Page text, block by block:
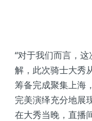
“对于我们而言，
解，此次骑士大秀
筹备完成聚集上海
完美演绎充分地展
在大秀当晚，直播